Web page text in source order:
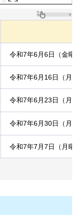
令和7年6月6日（金曜
令和7年6月16日（月
令和7年6月23日（月
令和7年6月30日（月
令和7年7月7日（月曜